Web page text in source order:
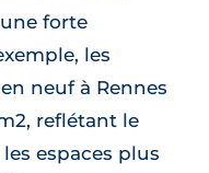
forte
les
neuf à Rennes
reflétant le
espaces plus